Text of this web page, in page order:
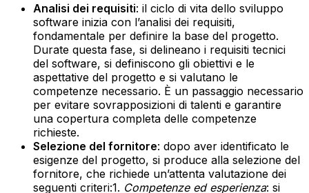
Analisi dei requisiti: il ciclo di vita dello sviluppo
software inizia con l’analisi dei requisiti,
fondamentale per definire la base del progetto.
Durate questa fase, si delineano i requisiti tecnici
del software, si definiscono gli obiettivi e le
aspettative del progetto e si valutano le
competenze necessario. È un passaggio necessario
per evitare sovrapposizioni di talenti e garantire
una copertura completa delle competenze
richieste.‍
Selezione del fornitore: dopo aver identificato le
esigenze del progetto, si produce alla selezione del
fornitore, che richiede un’attenta valutazione dei
seguenti criteri:‍1. Competenze ed esperienza: si